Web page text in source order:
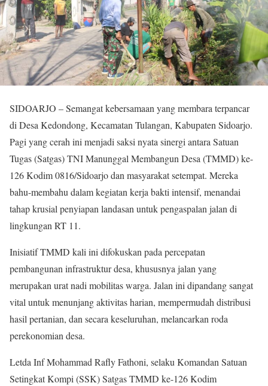
​SIDOARJO – Semangat kebersamaan yang membara terpancar
di Desa Kedondong, Kecamatan Tulangan, Kabupaten Sidoarjo.
Pagi yang cerah ini menjadi saksi nyata sinergi antara Satuan
Tugas (Satgas) TNI Manunggal Membangun Desa (TMMD) ke-
126 Kodim 0816/Sidoarjo dan masyarakat setempat. Mereka
bahu-membahu dalam kegiatan kerja bakti intensif, menandai
tahap krusial penyiapan landasan untuk pengaspalan jalan di
lingkungan RT 11.
​Inisiatif TMMD kali ini difokuskan pada percepatan
pembangunan infrastruktur desa, khususnya jalan yang
merupakan urat nadi mobilitas warga. Jalan ini dipandang sangat
vital untuk menunjang aktivitas harian, mempermudah distribusi
hasil pertanian, dan secara keseluruhan, melancarkan roda
perekonomian desa.
​Letda Inf Mohammad Rafly Fathoni, selaku Komandan Satuan
Setingkat Kompi (SSK) Satgas TMMD ke-126 Kodim